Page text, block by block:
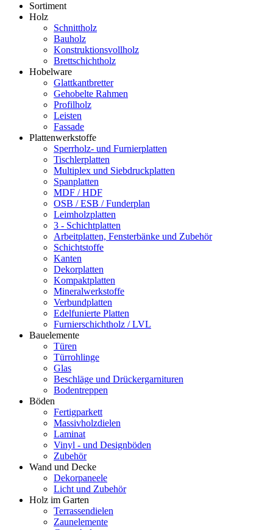
Sortiment
Holz
Schnittholz
Bauholz
Konstruktionsvollholz
Brettschichtholz
Hobelware
Glattkantbretter
Gehobelte Rahmen
Profilholz
Leisten
Fassade
Plattenwerkstoffe
Sperrholz- und Furnierplatten
Tischlerplatten
Multiplex und Siebdruckplatten
Spanplatten
MDF / HDF
OSB / ESB / Funderplan
Leimholzplatten
3 - Schichtplatten
Arbeitplatten, Fensterbänke und Zubehör
Schichtstoffe
Kanten
Dekorplatten
Kompaktplatten
Mineralwerkstoffe
Verbundplatten
Edelfunierte Platten
Furnierschichtholz / LVL
Bauelemente
Türen
Türrohlinge
Glas
Beschläge und Drückergarnituren
Bodentreppen
Böden
Fertigparkett
Massivholzdielen
Laminat
Vinyl - und Designböden
Zubehör
Wand und Decke
Dekorpaneele
Licht und Zubehör
Holz im Garten
Terrassendielen
Zaunelemente